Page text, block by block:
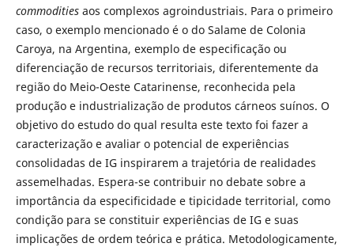
commoditiesaos complexos agroindustriais. Para o primeiro
caso, o exemplo mencionado é o do Salame de Colonia
Caroya, na Argentina, exemplo de especificação ou
diferenciação de recursos territoriais, diferentemente da
região do Meio-Oeste Catarinense, reconhecida pela
produção e industrialização de produtos cárneos suínos. O
objetivo do estudo do qual resulta este texto foi fazer a
caracterização e avaliar o potencial de experiências
consolidadas de IG inspirarem a trajetória de realidades
assemelhadas. Espera-se contribuir no debate sobre a
importância da especificidade e tipicidade territorial, como
condição para se constituir experiências de IG e suas
implicações de ordem teórica e prática. Metodologicamente,